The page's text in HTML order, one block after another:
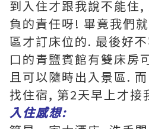
到入住才跟我說不能住
負的責任呀! 畢竟我們
區才訂床位的. 最後好
口的青鹽賓館有雙床房
且可以隨時出入景區.
找住宿, 第2天早上才接
入住感想: